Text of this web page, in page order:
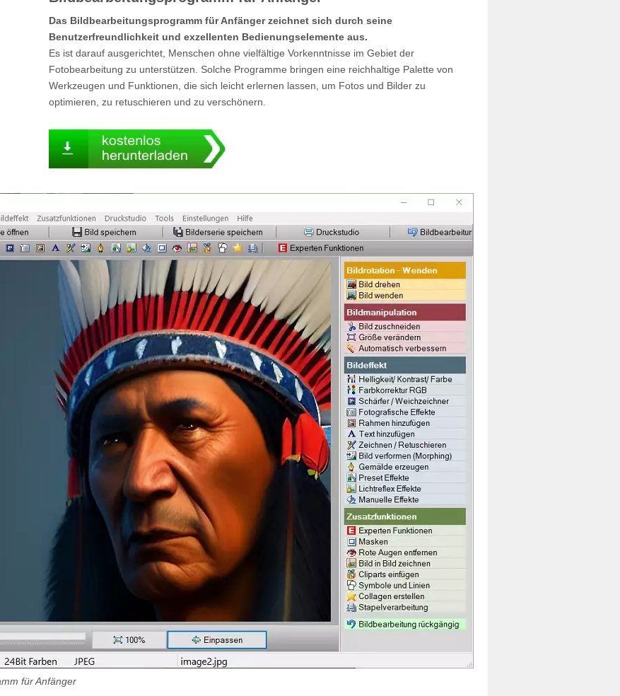
Das Bildbearbeitungsprogramm für Anfänger zeichnet sich durch seine
Benutzerfreundlichkeit und exzellenten Bedienungselemente aus.
Es ist darauf ausgerichtet, Menschen ohne vielfältige Vorkenntnisse im Gebiet der
Fotobearbeitung zu unterstützen. Solche Programme bringen eine reichhaltige Palette von
Werkzeugen und Funktionen, die sich leicht erlernen lassen, um Fotos und Bilder zu
optimieren, zu retuschieren und zu verschönern.
für Anfänger